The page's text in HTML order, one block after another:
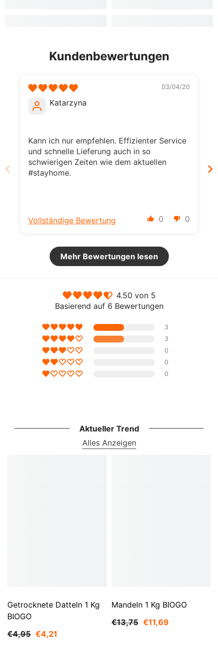
Kundenbewertungen
03/04/20
Katarzyna
Kann ich nur empfehlen. Effizienter Service
und schnelle Lieferung auch in so
schwierigen Zeiten wie dem aktuellen
#stayhome.
0 0
Vollständige Bewertung
Mehr Bewertungen lesen
4.50 von 5
Basierend auf 6 Bewertungen
3
3
0
0
0
Aktueller Trend
Alles Anzeigen
Getrocknete Datteln 1 Kg
BIOGO
€4,95 €4,21
Mandeln 1 Kg BIOGO
€13,75 €11,69